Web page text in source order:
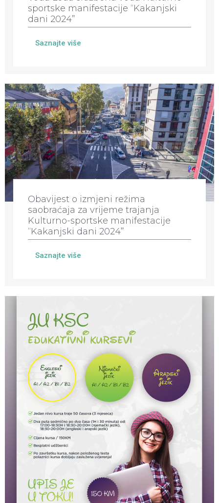
sportske manifestacije “Kakanjski
dani 2024”
Saznajte više
Obavijest o izmjeni režima
saobraćaja za vrijeme trajanja
Kulturno-sportske manifestacije
“Kakanjski dani 2024”
Saznajte više